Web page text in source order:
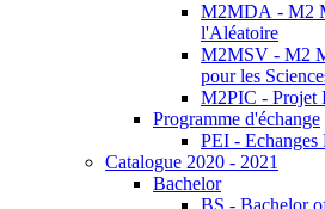
M2MDA - M2
l'Aléatoire
M2MSV - M2
pour les
M2PIC - Projet
Programme d'échange
PEI - Echanges
Catalogue 2020 - 2021
Bachelor
BS - Bachelor